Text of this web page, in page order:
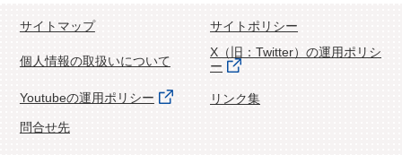
サイトマップ サイトポリシー
個人情報の取扱いについて
X（旧：Twitter）の運用ポリシ
ー
Youtubeの運用ポリシー
リンク集
問合せ先